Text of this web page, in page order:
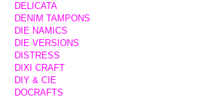
DELICATA
DENIM TAMPONS
DIE NAMICS
DIE VERSIONS
DISTRESS
DIXI CRAFT
DIY & CIE
DOCRAFTS